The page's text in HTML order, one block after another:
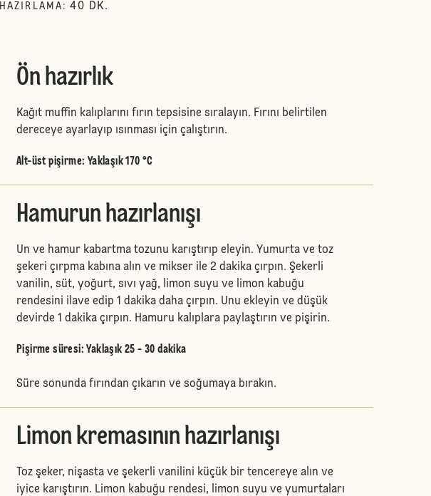
HAZIRLAMA : 40 DK.
Ön hazırlık
Kağıt muffin kalıplarını fırın tepsisine sıralayın. Fırını belirtilen
dereceye ayarlayıp ısınması için çalıştırın.
Alt-üst pişirme: Yaklaşık 170 °C
Hamurun hazırlanışı
Un ve hamur kabartma tozunu karıştırıp eleyin. Yumurta ve toz
şekeri çırpma kabına alın ve mikser ile 2 dakika çırpın. Şekerli
vanilin, süt, yoğurt, sıvı yağ, limon suyu ve limon kabuğu
rendesini ilave edip 1 dakika daha çırpın. Unu ekleyin ve düşük
devirde 1 dakika çırpın. Hamuru kalıplara paylaştırın ve pişirin.
Pişirme süresi: Yaklaşık 25 - 30 dakika
Süre sonunda fırından çıkarın ve soğumaya bırakın.
Limon kremasının hazırlanışı
Toz şeker, nişasta ve şekerli vanilini küçük bir tencereye alın ve
iyice karıştırın. Limon kabuğu rendesi, limon suyu ve yumurtaları